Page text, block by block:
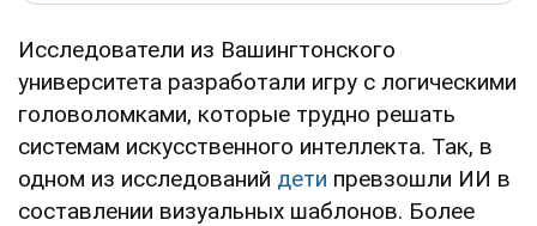
Исследователи из Вашингтонского
университета разработали игру с логическими
головоломками, которые трудно решать
системам искусственного интеллекта. Так, в
одном из исследований дети превзошли ИИ в
составлении визуальных шаблонов. Более